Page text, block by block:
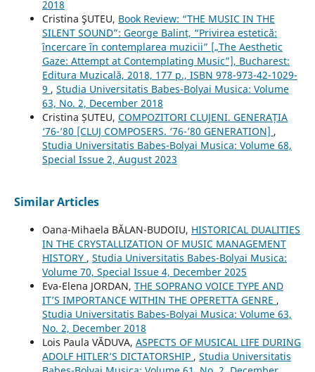
2018
Cristina ŞUTEU, Book Review: “THE MUSIC IN THE
SILENT SOUND”: George Balint, “Privirea estetică:
încercare în contemplarea muzicii” [„The Aesthetic
Gaze: Attempt at Contemplating Music”], Bucharest:
Editura Muzicală, 2018, 177 p., ISBN 978-973-42-1029-
9 , Studia Universitatis Babes-Bolyai Musica: Volume
63, No. 2, December 2018
Cristina ȘUTEU, COMPOZITORI CLUJENI. GENERAȚIA
‘76-’80 [CLUJ COMPOSERS. ‘76-’80 GENERATION] ,
Studia Universitatis Babes-Bolyai Musica: Volume 68,
Special Issue 2, August 2023
Similar Articles
Oana-Mihaela BĂLAN-BUDOIU, HISTORICAL DUALITIES
IN THE CRYSTALLIZATION OF MUSIC MANAGEMENT
HISTORY , Studia Universitatis Babes-Bolyai Musica:
Volume 70, Special Issue 4, December 2025
Eva-Elena JORDAN, THE SOPRANO VOICE TYPE AND
IT’S IMPORTANCE WITHIN THE OPERETTA GENRE ,
Studia Universitatis Babes-Bolyai Musica: Volume 63,
No. 2, December 2018
Lois Paula VĂDUVA, ASPECTS OF MUSICAL LIFE DURING
ADOLF HITLER’S DICTATORSHIP , Studia Universitatis